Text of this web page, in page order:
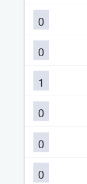
0
0
1
0
0
0